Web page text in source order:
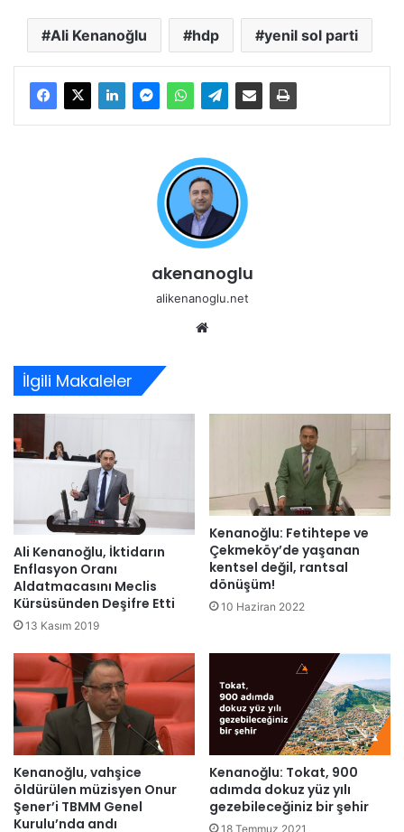
Ali Kenanoğlu hdp yenil sol parti
akenanoglu
alikenanoglu.net
İlgili Makaleler
Ali Kenanoğlu, İktidarın
Enflasyon Oranı
Aldatmacasını Meclis
Kürsüsünden Deşifre Etti
13 Kasım 2019
Kenanoğlu: Fetihtepe ve
Çekmeköy’de yaşanan
kentsel değil, rantsal
dönüşüm!
10 Haziran 2022
Kenanoğlu, vahşice
öldürülen müzisyen Onur
Şener’i TBMM Genel
Kurulu’nda andı
Kenanoğlu: Tokat, 900
adımda dokuz yüz yılı
gezebileceğiniz bir şehir
18 Temmuz 2021